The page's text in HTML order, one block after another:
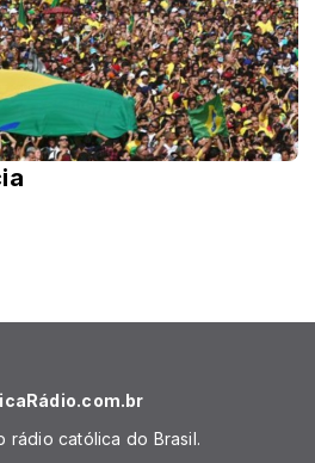
rádio católica do Brasil.